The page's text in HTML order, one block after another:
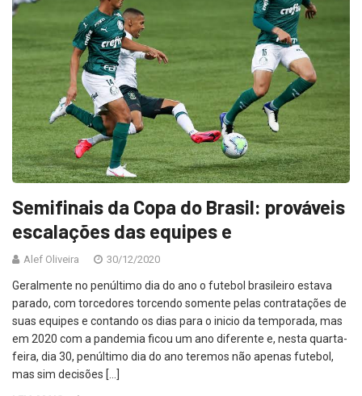
Semifinais da Copa do Brasil: prováveis
escalações das equipes e
Alef Oliveira 30/12/2020
Geralmente no penúltimo dia do ano o futebol brasileiro estava
parado, com torcedores torcendo somente pelas contratações de
suas equipes e contando os dias para o inicio da temporada, mas
em 2020 com a pandemia ficou um ano diferente e, nesta quarta-
feira, dia 30, penúltimo dia do ano teremos não apenas futebol,
mas sim decisões […]